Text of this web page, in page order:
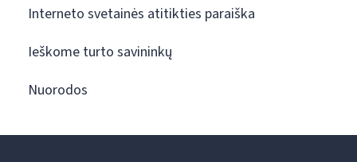
Interneto svetainės atitikties paraiška
Ieškome turto savininkų
Nuorodos